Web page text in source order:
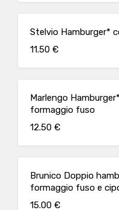
Stelvio Hamburger*
11.50 €
Marlengo
formaggio fuso
12.50 €
Brunico Doppio
formaggio fuso e
15.00 €